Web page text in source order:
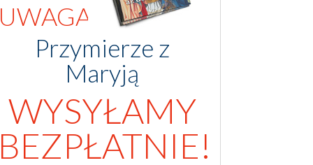
Przymierze z
Maryją
WYSYŁAMY